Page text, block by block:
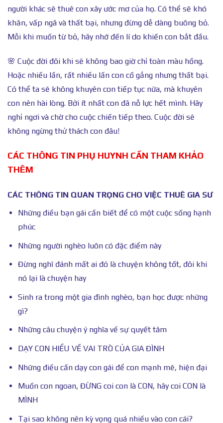
người khác sẽ thuê con xây ước mơ của họ. Có thể sẽ khó
khăn, vấp ngã và thất bại, nhưng đừng dễ dàng buông bỏ.
Mỗi khi muốn từ bỏ, hãy nhớ đến lí do khiến con bắt đầu.
🌸 Cuộc đời đôi khi sẽ không bao giờ chỉ toàn màu hồng.
Hoặc nhiều lần, rất nhiều lần con cố gắng nhưng thất bại.
Có thể ta sẽ không khuyên con tiếp tục nữa, mà khuyên
con nên hài lòng. Bởi ít nhất con đã nỗ lực hết mình. Hãy
nghỉ ngơi và chờ cho cuộc chiến tiếp theo. Cuộc đời sẽ
không ngừng thử thách con đâu!
CÁC THÔNG TIN PHỤ HUYNH CẦN THAM KHẢO
THÊM
CÁC THÔNG TIN QUAN TRỌNG CHO VIỆC THUÊ GIA SƯ
Những điều bạn gái cần biết để có một cuộc sống hạnh
phúc
Những người nghèo luôn có đặc điểm này
Đừng nghĩ đánh mất ai đó là chuyện không tốt, đôi khi
nó lại là chuyện hay
Sinh ra trong một gia đình nghèo, bạn học được những
gì?
Những câu chuyện ý nghĩa về sự quyết tâm
DẠY CON HIỂU VỀ VAI TRÒ CỦA GIA ĐÌNH
Những điều cần dạy con gái để con mạnh mẽ, hiện đại
Muốn con ngoan, ĐỪNG coi con là CON, hãy coi CON là
MÌNH
Tại sao không nên kỳ vọng quá nhiều vào con cái?